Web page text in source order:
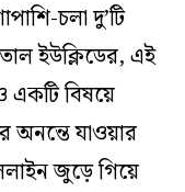
চলা দু’টি
ইউক্লিডের, এই
একটি বিষয়ে
অনন্তে যা‌ওয়ার
জুড়ে গিয়ে